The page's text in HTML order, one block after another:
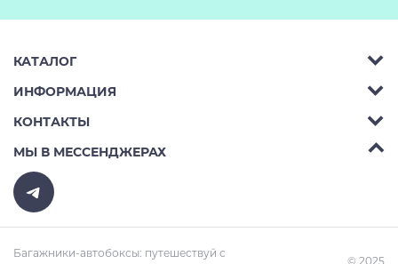
КАТАЛОГ
Багажник на крышу авто
Автобоксы
Крепления велосипедов на авто
Крепления лыж и сноубордов на авто
Рейлинги на авто
ИНФОРМАЦИЯ
Аренда
Ремонт
Доставка
Оплата
КОНТАКТЫ
Телефон: 8 (495) 2367486
Бесплатно РФ:
E-mail:
МЫ В МЕССЕНДЖЕРАХ
Багажники-автобоксы: путешествуй с
© 2025